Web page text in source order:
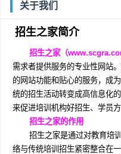
关于我们
招生之家简介
招生之家（
需求者提供服务的专业性网站
的网站功能和贴心的服务，成
统的招生活动转变成高信息化
来促进培训机构好招生、学员方
招生之家的作用
招生之家是通过对教育培
络与传统培训招生紧密整合在